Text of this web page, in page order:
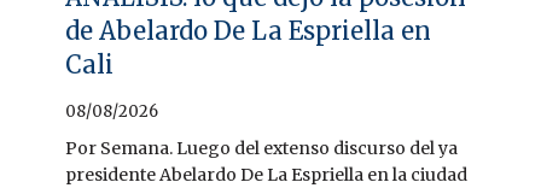
de Abelardo De La Espriella en
Cali
08/08/2026
Por Semana. Luego del extenso discurso del ya
presidente Abelardo De La Espriella en la ciudad